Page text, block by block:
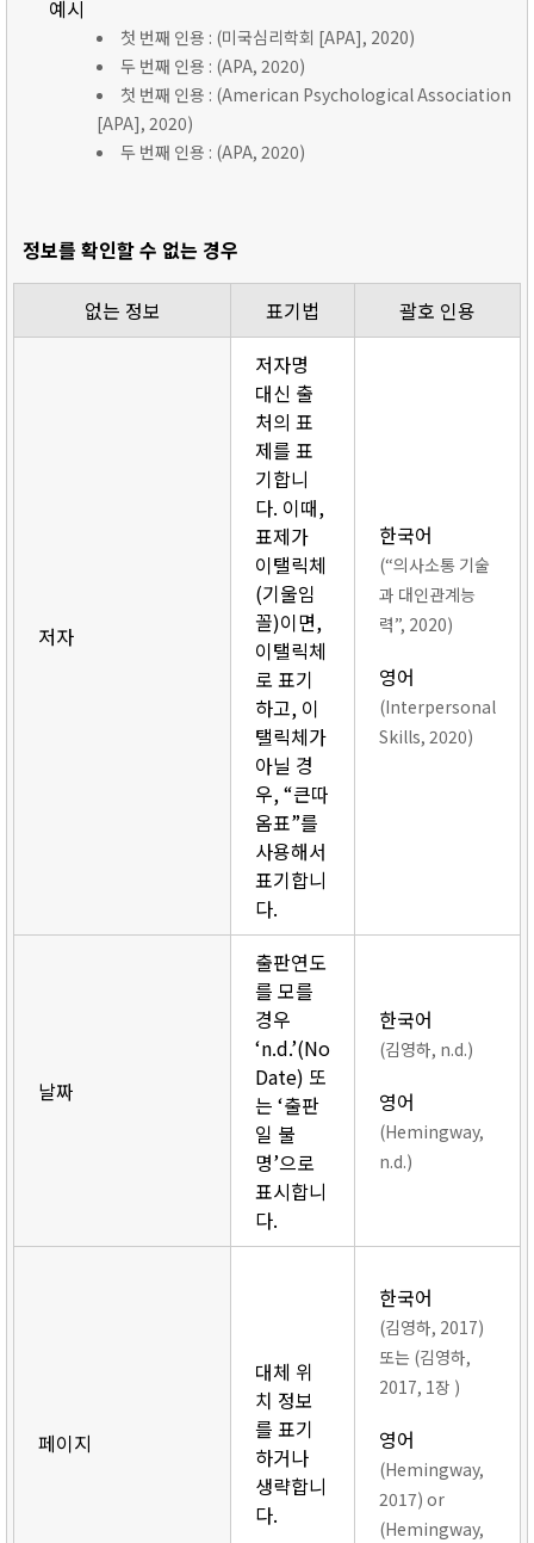
예시
첫 번째 인용 : (미국심리학회 [APA], 2020)
두 번째 인용 : (APA, 2020)
첫 번째 인용 : (American Psychological Association
[APA], 2020)
두 번째 인용 : (APA, 2020)
정보를 확인할 수 없는 경우
없는 정보 표기법 괄호 인용
저자
저자명
대신 출
처의 표
제를 표
기합니
다. 이때,
표제가
이탤릭체
(기울임
꼴)이면,
이탤릭체
로 표기
하고, 이
탤릭체가
아닐 경
우, “큰따
옴표”를
사용해서
표기합니
다.
한국어
(“의사소통 기술
과 대인관계능
력”, 2020)
영어
(Interpersonal
Skills, 2020)
날짜
출판연도
를 모를
경우
‘n.d.’(No
Date) 또
는 ‘출판
일 불
명’으로
표시합니
다.
한국어
(김영하, n.d.)
영어
(Hemingway,
n.d.)
페이지
대체 위
치 정보
를 표기
하거나
생략합니
다.
한국어
(김영하, 2017)
또는 (김영하,
2017, 1장 )
영어
(Hemingway,
2017) or
(Hemingway,